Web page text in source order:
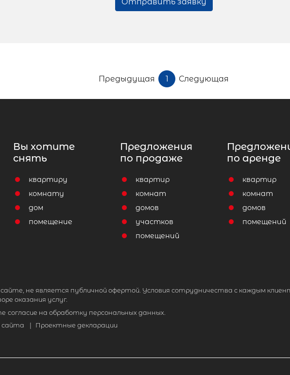
Предыдущая 1 Следующая
Вы хотите
снять
квартиру
комнату
дом
помещение
Предложения
по продаже
квартир
комнат
домов
участков
помещений
по аренде
квартир
комнат
домов
помещений
не является публичной офертой. Условия сотрудничества с каждым
оказания услуг.
согласие на обработку персональных данных.
Проектные декларации